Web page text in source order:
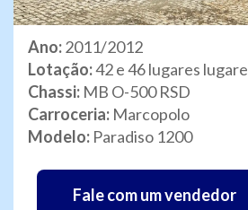
Ano:2011/2012
Lotação:42 e 46 lugares
Chassi: MB O-500 RSD
Carroceria: Marcopolo
Modelo: Paradiso 1200
Fale com um vendedor